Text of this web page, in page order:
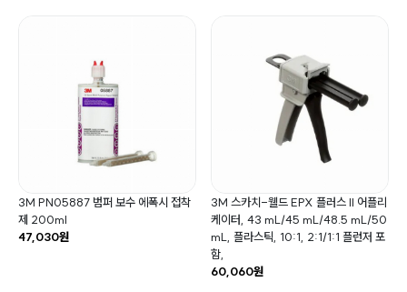
3M PN05887 범퍼 보수 에폭시 접착
제 200ml
47,030원
3M 스카치-웰드 EPX 플러스 II 어플리
케이터, 43 mL/45 mL/48.5 mL/50
mL, 플라스틱, 10:1, 2:1/1:1 플런저 포
함,
60,060원